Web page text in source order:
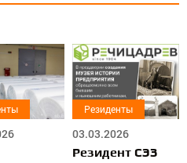
Резиденты
03.03.2026
Резидент СЭЗ